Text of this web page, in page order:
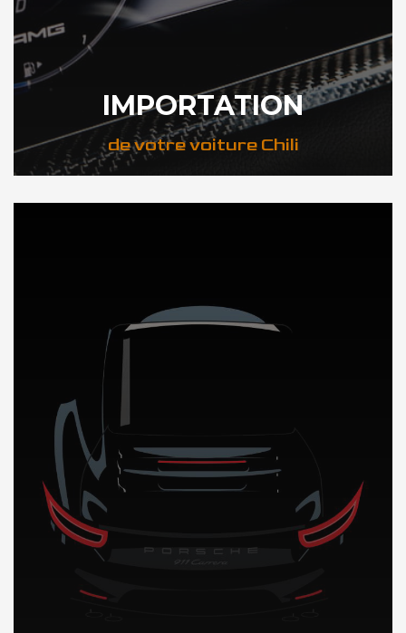
IMPORTATION
de votre voiture Chili
DÉCOUVREZ NOTRE IMPORTATION AUTO au Chili